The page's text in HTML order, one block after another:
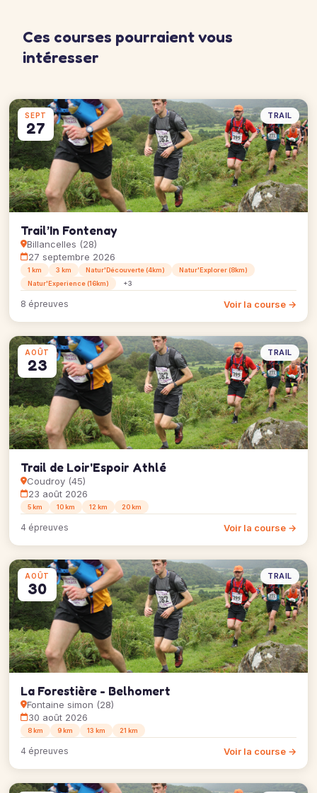
Ces courses pourraient vous
intéresser
SEPT
27
TRAIL
Trail’In Fontenay
Billancelles (28)
27 septembre 2026
1 km 3 km Natur'Découverte (4km)
Natur'Explorer (8km)
Natur'Experience (16km)
+3
8 épreuves Voir la course →
AOÛT
23
TRAIL
Trail de Loir'Espoir Athlé
Coudroy (45)
23 août 2026
5 km 10 km 12 km 20 km
4 épreuves Voir la course →
AOÛT
30
TRAIL
La Forestière - Belhomert
Fontaine simon (28)
30 août 2026
8 km 9 km 13 km 21 km
4 épreuves Voir la course →